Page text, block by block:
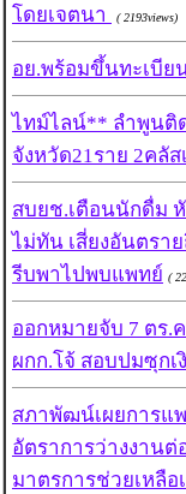
โดยเจตนา
( 2193views)
อย.พร้อมขึ้นทะเบีย
ไทม์ไลน์** ลำพูนติด
จังหวัด21ราย 2คลัส
สบยช.เตือนนักดื่ม
ไม่ทัน เสี่ยงอันตรา
รีบพาไปพบแพทย์ (
ออกหมายจับ 7 ตร.
ผกก.โจ้ สอบปมซุกเ
สภาพัฒน์เผยการแ
อัตราการว่างงานต่
มาตรการช่วยเหลื